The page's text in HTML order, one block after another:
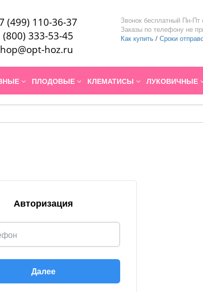
(499) 110-36-37
(800) 333-53-45
hoz.ru
Звонок бесплатный Пн-Пт
Заказы по телефону не
Как купить / Сроки
ПЛОДОВЫЕ КЛЕМАТИСЫ ЛУКОВИЧНЫЕ
Авторизация
Далее